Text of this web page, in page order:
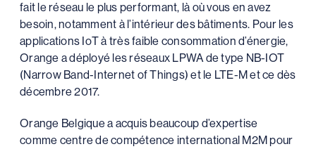
fait le réseau le plus performant, là où vous en avez
besoin, notamment à l’intérieur des bâtiments. Pour les
applications IoT à très faible consommation d’énergie,
Orange a déployé les réseaux LPWA de type NB-IOT
(Narrow Band-Internet of Things) et le LTE-M et ce dès
décembre 2017.
Orange Belgique a acquis beaucoup d’expertise
comme centre de compétence international M2M pour